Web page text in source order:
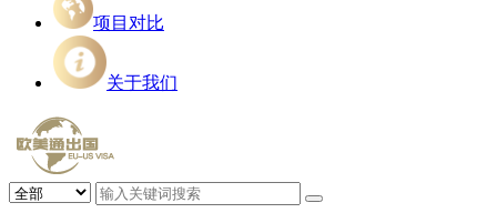
项目对比
关于我们